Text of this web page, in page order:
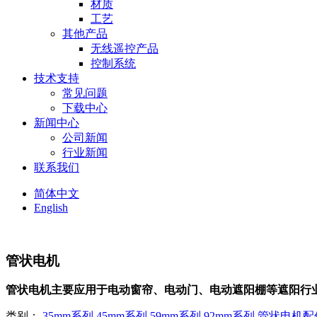
材质
工艺
其他产品
无线遥控产品
控制系统
技术支持
常见问题
下载中心
新闻中心
公司新闻
行业新闻
联系我们
简体中文
English
管状电机
管状电机主要应用于电动窗帘、电动门、电动遮阳棚等遮阳行